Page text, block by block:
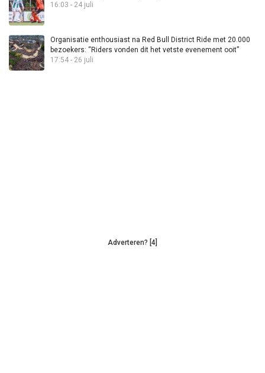
16:03 - 24 juli
Organisatie enthousiast na Red Bull District Ride met 20.000
bezoekers: “Riders vonden dit het vetste evenement ooit”
17:54 - 26 juli
Adverteren? [4]